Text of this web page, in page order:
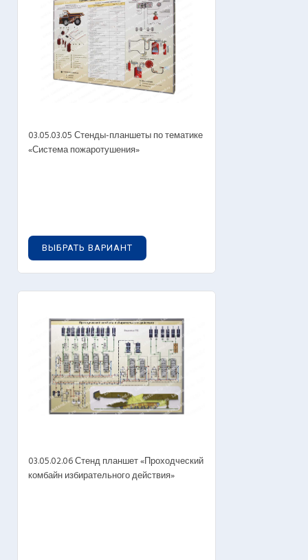
03.05.03.05 Стенды-планшеты по тематике
«Система пожаротушения»
ВЫБРАТЬ ВАРИАНТ
03.05.02.06 Стенд планшет «Проходческий
комбайн избирательного действия»